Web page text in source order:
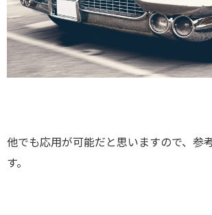
他でも応用が可能だと思いますので、参
す。